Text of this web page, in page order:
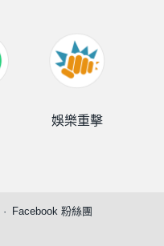
娛樂重擊
Facebook 粉絲團